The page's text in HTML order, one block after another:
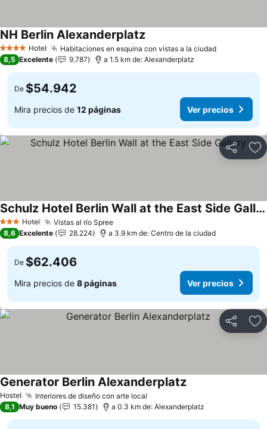
4 EstrellasHotel Habitaciones en esquina con vistas a la ciudad
NH Berlin Alexanderplatz
8,5 Excelente 9.787 a 1.5 km de: Alexanderplatz
De $54.942
Mira precios de 12 páginas Ver precios
Compartir
3 Estrellas
Hotel Vistas al río Spree
Schulz Hotel Berlin Wall at the East Side Gallery
8,6 Excelente 28.224 a 3.9 km de: Centro de la ciudad
De $62.406
Mira precios de 8 páginas Ver precios
Compartir
Hostel Interiores de diseño con arte local
Generator Berlin Alexanderplatz
8,1 Muy bueno 15.381 a 0.3 km de: Alexanderplatz